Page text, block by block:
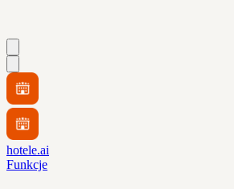
hotele.ai
Funkcje